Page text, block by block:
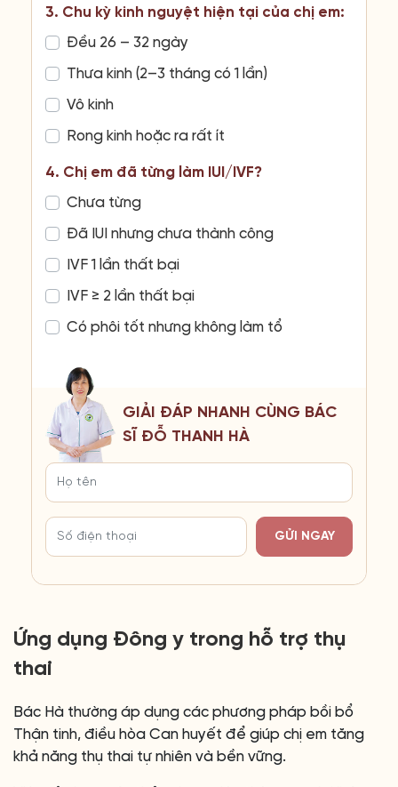
3. Chu kỳ kinh nguyệt hiện tại của chị em:
Đều 26 – 32 ngày
Thưa kinh (2–3 tháng có 1 lần)
Vô kinh
Rong kinh hoặc ra rất ít
4. Chị em đã từng làm IUI/IVF?
Chưa từng
Đã IUI nhưng chưa thành công
IVF 1 lần thất bại
IVF ≥ 2 lần thất bại
Có phôi tốt nhưng không làm tổ
GIẢI ĐÁP NHANH CÙNG BÁC
SĨ ĐỖ THANH HÀ
GỬI NGAY
Ứng dụng Đông y trong hỗ trợ thụ
thai
Bác Hà thường áp dụng các phương pháp bồi bổ
Thận tinh, điều hòa Can huyết để giúp chị em tăng
khả năng thụ thai tự nhiên và bền vững.